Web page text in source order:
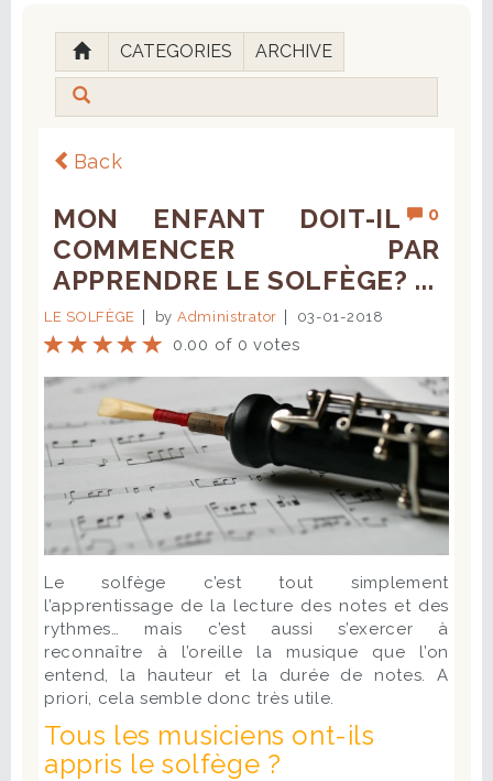
CATEGORIES ARCHIVE
Back
0
MON ENFANT DOIT-IL
COMMENCER PAR
APPRENDRE LE SOLFÈGE? ...
LE SOLFÈGE by Administrator 03-01-2018
0.00 of 0 votes
Le solfège c’est tout simplement
l’apprentissage de la lecture des notes et des
rythmes… mais c’est aussi s’exercer à
reconnaître à l’oreille la musique que l’on
entend, la hauteur et la durée de notes. A
priori, cela semble donc très utile.
Tous les musiciens ont-ils
appris le solfège ?